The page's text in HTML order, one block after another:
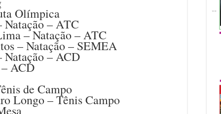
Olímpica
– ATC
– Natação – ATC
– Natação – SEMEA
Natação – ACD
ACD
de Campo
Longo – Tênis Campo